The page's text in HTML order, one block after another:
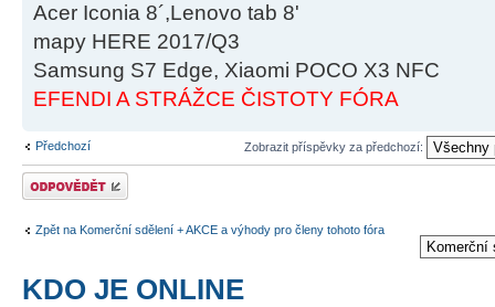
Acer Iconia 8´,Lenovo tab 8'
mapy HERE 2017/Q3
Samsung S7 Edge, Xiaomi POCO X3 NFC
EFENDI A STRÁŽCE ČISTOTY FÓRA
Předchozí Zobrazit příspěvky za předchozí:
Odeslat odpověď
Zpět na Komerční sdělení + AKCE a výhody pro členy tohoto fóra
KDO JE ONLINE